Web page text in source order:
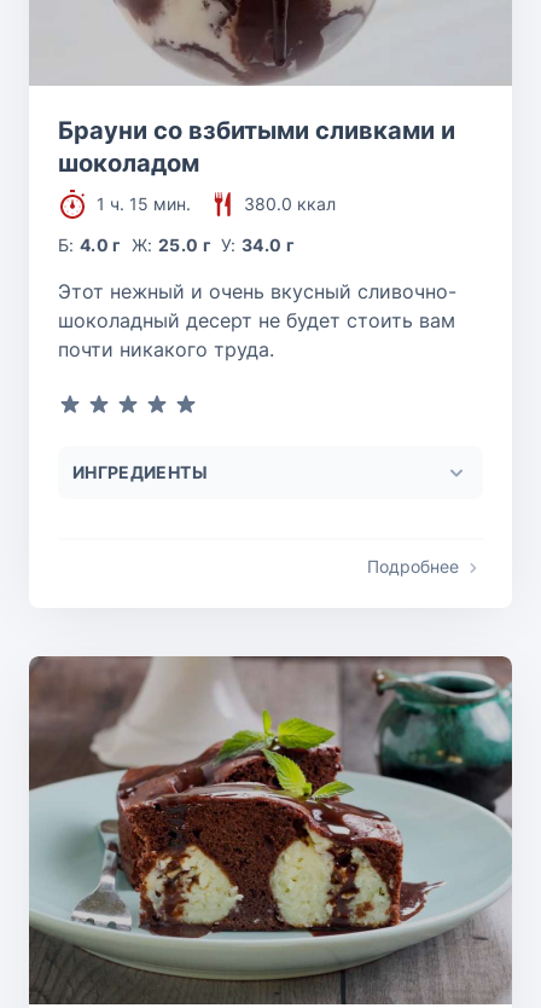
Брауни со взбитыми сливками и
шоколадом
1 ч. 15 мин.
380.0 ккал
Б:4.0 г Ж: 25.0 г У:34.0 г
Этот нежный и очень вкусный сливочно-
шоколадный десерт не будет стоить вам
почти никакого труда.
ИНГРЕДИЕНТЫ
Подробнее